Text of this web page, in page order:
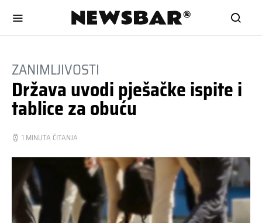
ZANIMLJIVOSTI
Država uvodi pješačke ispite i
tablice za obuću
1 MINUTA ČITANJA